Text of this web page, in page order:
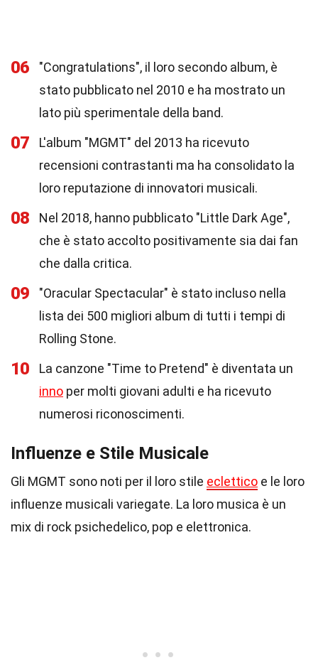
06
"Congratulations", il loro secondo album, è
stato pubblicato nel 2010 e ha mostrato un
lato più sperimentale della band.
07
L'album "MGMT" del 2013 ha ricevuto
recensioni contrastanti ma ha consolidato la
loro reputazione di innovatori musicali.
08
Nel 2018, hanno pubblicato "Little Dark Age",
che è stato accolto positivamente sia dai fan
che dalla critica.
09
"Oracular Spectacular" è stato incluso nella
lista dei 500 migliori album di tutti i tempi di
Rolling Stone.
10
La canzone "Time to Pretend" è diventata un
inno per molti giovani adulti e ha ricevuto
numerosi riconoscimenti.
Influenze e Stile Musicale
Gli MGMT sono noti per il loro stile eclettico e le loro
influenze musicali variegate. La loro musica è un
mix di rock psichedelico, pop e elettronica.